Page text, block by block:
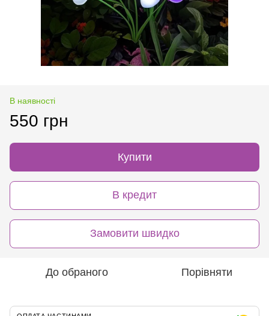
В наявності
550 грн
Купити
В кредит
Замовити швидко
До обраного Порівняти